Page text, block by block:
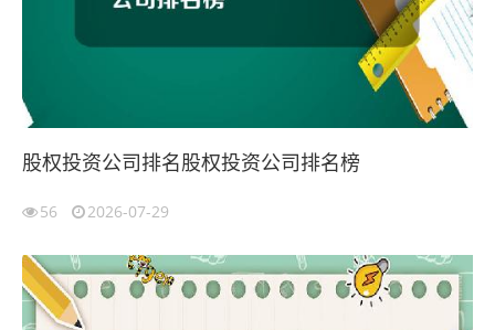
股权投资公司排名股权投资公司排名榜
56 2026-07-29